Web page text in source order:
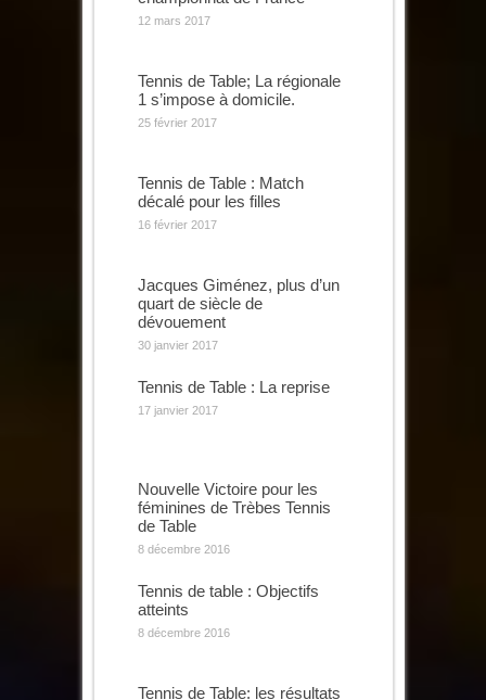
12 mars 2017
Tennis de Table; La régionale
1 s’impose à domicile.
25 février 2017
Tennis de Table : Match
décalé pour les filles
16 février 2017
Jacques Giménez, plus d’un
quart de siècle de
dévouement
30 janvier 2017
Tennis de Table : La reprise
17 janvier 2017
Nouvelle Victoire pour les
féminines de Trèbes Tennis
de Table
8 décembre 2016
Tennis de table : Objectifs
atteints
8 décembre 2016
Tennis de Table: les résultats